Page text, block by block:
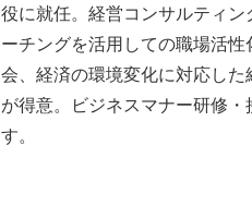
役に就任。経営コンサルティ
ーチングを活用しての職場活
会、経済の環境変化に対応し
が得意。ビジネスマナー研修
す。